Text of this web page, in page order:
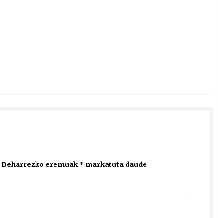
Beharrezko eremuak * markatuta daude